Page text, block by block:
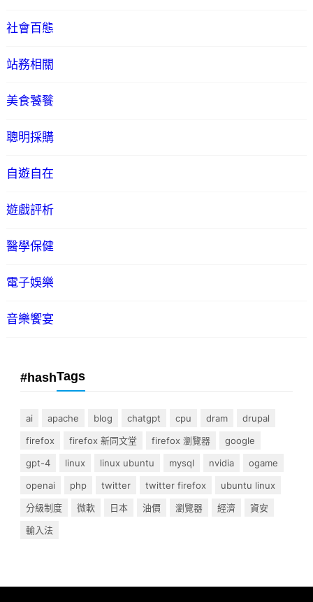
社會百態
站務相關
美食饕餮
聰明採購
自遊自在
遊戲評析
醫學保健
電子娛樂
音樂饗宴
#hashTags
ai apache blog chatgpt cpu dram
drupal
firefox
firefox 新同文堂 firefox 瀏覽器
google
gpt-4
linux linux ubuntu mysql nvidia
ogame
openai
php twitter twitter firefox
ubuntu linux
分級制度
微軟 日本 油價 瀏覽器 經濟
資安
輸入法